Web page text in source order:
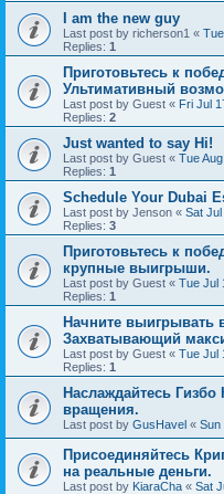
I am the new guy
Last post by richerson1 «
Replies: 1
Приготовьтесь к
Ультимативный
Last post by Guest « Fri Jul
Replies: 2
Just wanted to say Hi!
Last post by Guest « Tue
Replies: 1
Schedule Your Dubai
Last post by Jenson « Sat
Replies: 3
Приготовьтесь к
крупные выигрыши.
Last post by Guest « Tue Jul
Replies: 1
Начните выигрывать
Захватывающий
Last post by Guest « Tue Jul
Replies: 1
Наслаждайтесь
вращения.
Last post by GusHavel « Sun
Присоединяйтесь
на реальные деньги.
Last post by KiaraCha « Sat